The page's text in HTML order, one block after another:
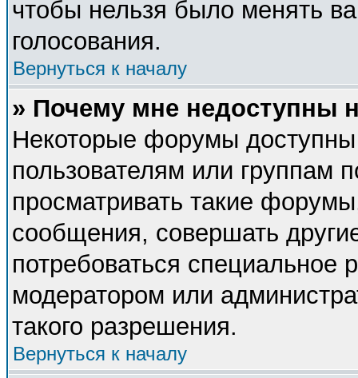
чтобы нельзя было менять
голосования.
Вернуться к началу
» Почему мне недоступны
Некоторые форумы
пользователям или группам
просматривать такие
сообщения, совершать
потребоваться специальное
модератором или
такого разрешения.
Вернуться к началу